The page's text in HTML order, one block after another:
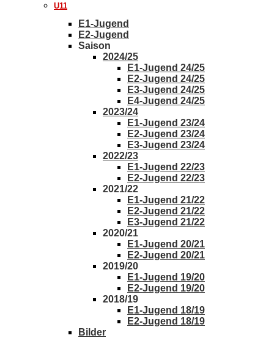
U11
E1-Jugend
E2-Jugend
Saison
2024/25
E1-Jugend 24/25
E2-Jugend 24/25
E3-Jugend 24/25
E4-Jugend 24/25
2023/24
E1-Jugend 23/24
E2-Jugend 23/24
E3-Jugend 23/24
2022/23
E1-Jugend 22/23
E2-Jugend 22/23
2021/22
E1-Jugend 21/22
E2-Jugend 21/22
E3-Jugend 21/22
2020/21
E1-Jugend 20/21
E2-Jugend 20/21
2019/20
E1-Jugend 19/20
E2-Jugend 19/20
2018/19
E1-Jugend 18/19
E2-Jugend 18/19
Bilder